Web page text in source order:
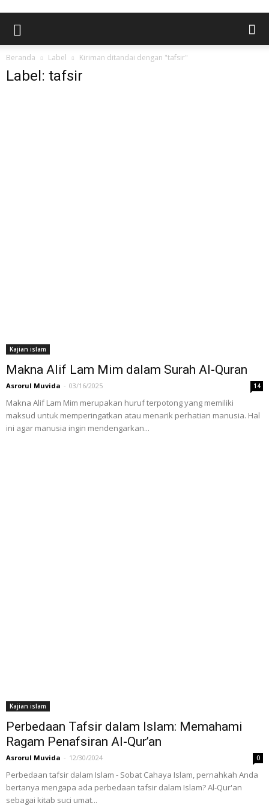
Beranda Label Kiriman ditandai dengan "tafsir"
Label: tafsir
Kajian islam
Makna Alif Lam Mim dalam Surah Al-Quran
Asrorul Muvida - 03/16/2025 14
Makna Alif Lam Mim merupakan huruf terpotong yang memiliki
maksud untuk memperingatkan atau menarik perhatian manusia. Hal
ini agar manusia ingin mendengarkan...
Kajian islam
Perbedaan Tafsir dalam Islam: Memahami
Ragam Penafsiran Al-Qur’an
Asrorul Muvida - 12/30/2024 0
Perbedaan tafsir dalam Islam - Sobat Cahaya Islam, pernahkah Anda
bertanya mengapa ada perbedaan tafsir dalam Islam? Al-Qur'an
sebagai kitab suci umat...